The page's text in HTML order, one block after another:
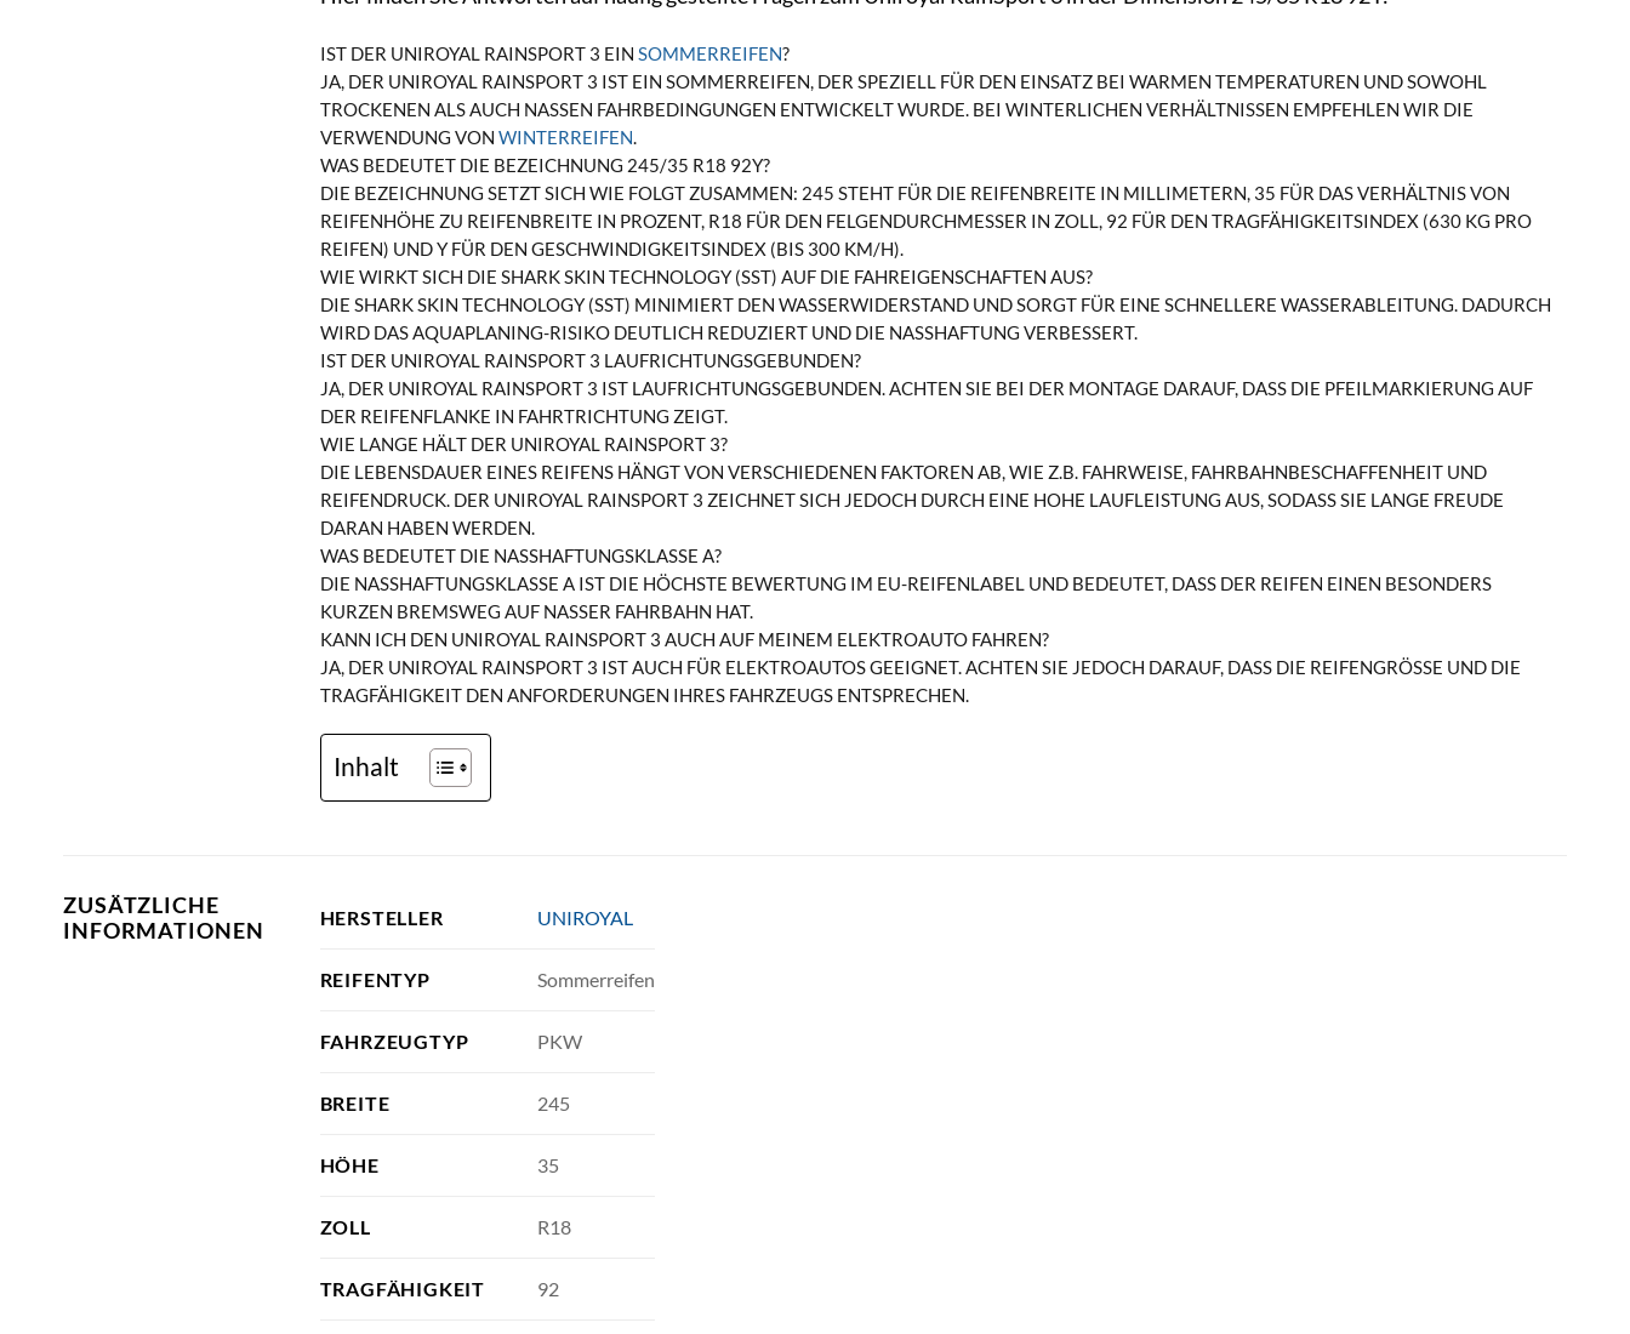
IST DER UNIROYAL RAINSPORT 3 EIN SOMMERREIFEN?
JA, DER UNIROYAL RAINSPORT 3 IST EIN SOMMERREIFEN, DER SPEZIELL FÜR DEN EINSATZ BEI WARMEN TEMPERATUREN UND SOWOHL
TROCKENEN ALS AUCH NASSEN FAHRBEDINGUNGEN ENTWICKELT WURDE. BEI WINTERLICHEN VERHÄLTNISSEN EMPFEHLEN WIR DIE
VERWENDUNG VON WINTERREIFEN.
WAS BEDEUTET DIE BEZEICHNUNG 245/35 R18 92Y?
DIE BEZEICHNUNG SETZT SICH WIE FOLGT ZUSAMMEN: 245 STEHT FÜR DIE REIFENBREITE IN MILLIMETERN, 35 FÜR DAS VERHÄLTNIS VON
REIFENHÖHE ZU REIFENBREITE IN PROZENT, R18 FÜR DEN FELGENDURCHMESSER IN ZOLL, 92 FÜR DEN TRAGFÄHIGKEITSINDEX (630 KG PRO
REIFEN) UND Y FÜR DEN GESCHWINDIGKEITSINDEX (BIS 300 KM/H).
WIE WIRKT SICH DIE SHARK SKIN TECHNOLOGY (SST) AUF DIE FAHREIGENSCHAFTEN AUS?
DIE SHARK SKIN TECHNOLOGY (SST) MINIMIERT DEN WASSERWIDERSTAND UND SORGT FÜR EINE SCHNELLERE WASSERABLEITUNG. DADURCH
WIRD DAS AQUAPLANING-RISIKO DEUTLICH REDUZIERT UND DIE NASSHAFTUNG VERBESSERT.
IST DER UNIROYAL RAINSPORT 3 LAUFRICHTUNGSGEBUNDEN?
JA, DER UNIROYAL RAINSPORT 3 IST LAUFRICHTUNGSGEBUNDEN. ACHTEN SIE BEI DER MONTAGE DARAUF, DASS DIE PFEILMARKIERUNG AUF
DER REIFENFLANKE IN FAHRTRICHTUNG ZEIGT.
WIE LANGE HÄLT DER UNIROYAL RAINSPORT 3?
DIE LEBENSDAUER EINES REIFENS HÄNGT VON VERSCHIEDENEN FAKTOREN AB, WIE Z.B. FAHRWEISE, FAHRBAHNBESCHAFFENHEIT UND
REIFENDRUCK. DER UNIROYAL RAINSPORT 3 ZEICHNET SICH JEDOCH DURCH EINE HOHE LAUFLEISTUNG AUS, SODASS SIE LANGE FREUDE
DARAN HABEN WERDEN.
WAS BEDEUTET DIE NASSHAFTUNGSKLASSE A?
DIE NASSHAFTUNGSKLASSE A IST DIE HÖCHSTE BEWERTUNG IM EU-REIFENLABEL UND BEDEUTET, DASS DER REIFEN EINEN BESONDERS
KURZEN BREMSWEG AUF NASSER FAHRBAHN HAT.
KANN ICH DEN UNIROYAL RAINSPORT 3 AUCH AUF MEINEM ELEKTROAUTO FAHREN?
JA, DER UNIROYAL RAINSPORT 3 IST AUCH FÜR ELEKTROAUTOS GEEIGNET. ACHTEN SIE JEDOCH DARAUF, DASS DIE REIFENGRÖSSE UND DIE T
RAGFÄHIGKEIT DEN ANFORDERUNGEN IHRES FAHRZEUGS ENTSPRECHEN.
Inhalt
ZUSÄTZLICHE
INFORMATIONEN
HERSTELLER UNIROYAL
REIFENTYP Sommerreifen
FAHRZEUGTYP PKW
BREITE 245
HÖHE 35
ZOLL R18
TRAGFÄHIGKEIT 92